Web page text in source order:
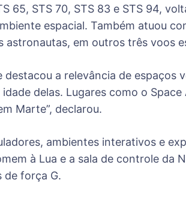
65, STS 70, STS 83 e STS 94,
espacial. Também atuou
em outros três voos
a relevância de espaços
delas. Lugares como o
Marte”, declarou.
ambientes interativos e
à Lua e a sala de controle da
de força G.